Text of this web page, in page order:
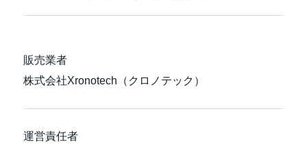
販売業者
株式会社Xronotech（クロノテック）
運営責任者